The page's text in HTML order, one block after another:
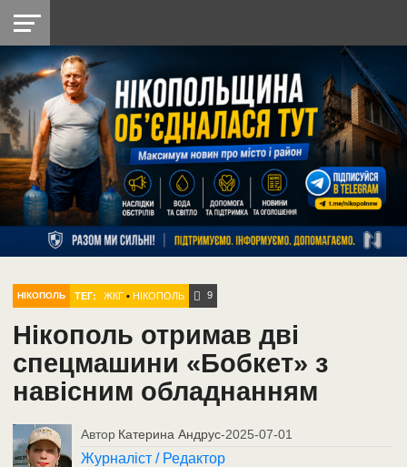
НІКОПОЛЬ
РАЙОН
СІЧЕСЛАВСЬКА
УКРАЇНА
РЕТРО
НІКОПОЛЬ
ЛАЙТ
УКРАЇНА
ДОПОМОГА
РАДІО
НІКОПОЛЬ ТЕГ: ЖКГ •НІКОПОЛЬ 9
Нікополь отримав дві
спецмашини «Бобкет» з
навісним обладнанням
Автор Катерина Андрус-2025-07-01
Журналіст / Редактор